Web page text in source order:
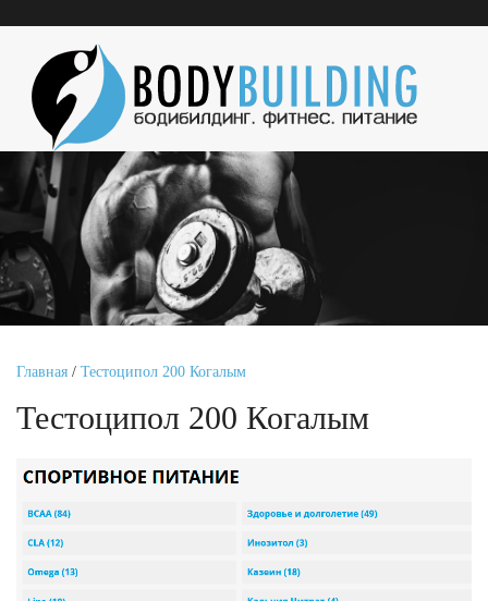
Главная / Тестоципол 200 Когалым
Тестоципол 200 Когалым